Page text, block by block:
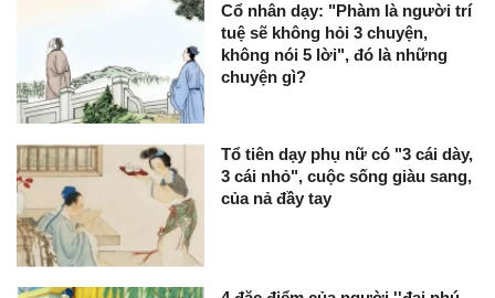
Cổ nhân dạy: "Phàm là người trí
tuệ sẽ không hỏi 3 chuyện,
không nói 5 lời", đó là những
chuyện gì?
Tổ tiên dạy phụ nữ có "3 cái dày,
3 cái nhỏ", cuộc sống giàu sang,
của nả đầy tay